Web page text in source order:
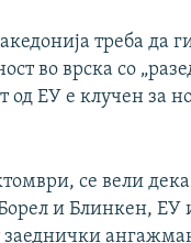
треба да
во врска со
од ЕУ е клучен за
се вели
и Блинкен, ЕУ
заеднички